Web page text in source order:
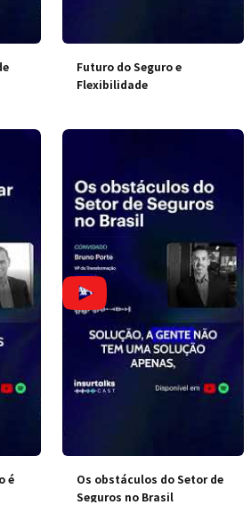
Futuro do Seguro e
Flexibilidade
é
Os obstáculos do Setor de
Seguros no Brasil